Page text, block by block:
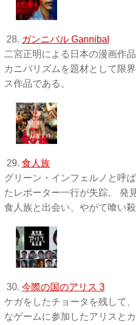
28. ガンニバル Gannibal
二宮正明による日本の漫画作品
カニバリズムを題材として限
ス作品である。
29. 食人族
グリーン・インフェルノと呼
たレポーター一行が失踪。 発
食人族と出会い、やがて喰い
30. 今際の国のアリス 3
ケガをしたチョータを残して
なゲームに参加したアリスと